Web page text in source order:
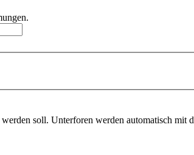
soll. Unterforen werden automatisch